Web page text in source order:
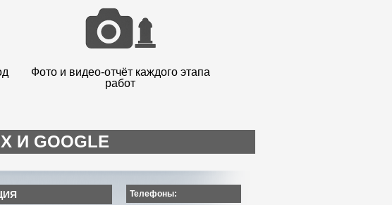
Фото и видео-отчёт каждого этапа
работ
И GOOGLE
Телефоны: